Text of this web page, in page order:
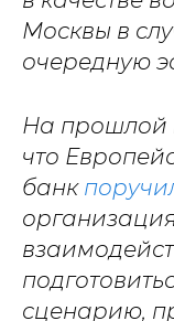
Москвы в
очередную
На прошлой
что
банк
сценарию,